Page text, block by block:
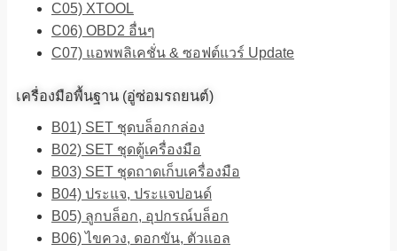
C05) XTOOL
C06) OBD2 อื่นๆ
C07) แอพพลิเคชั่น & ซอฟต์แวร์ Update
เครื่องมือพื้นฐาน (อู่ซ่อมรถยนต์)
B01) SET ชุดบล็อกกล่อง
B02) SET ชุดตู้เครื่องมือ
B03) SET ชุดถาดเก็บเครื่องมือ
B04) ประแจ, ประแจปอนด์
B05) ลูกบล็อก, อุปกรณ์บล็อก
B06) ไขควง, ดอกขัน, ตัวแอล